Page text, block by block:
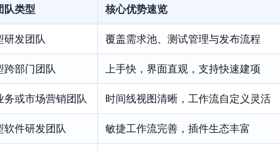
队类型 核心优势速览
研发团队 覆盖需求池、测试管理与发布流程
跨部门团队 上手快，界面直观，支持快速建项
务或市场营销团队 时间线视图清晰，工作流自定义灵活
软件研发团队 敏捷工作流完善，插件生态丰富